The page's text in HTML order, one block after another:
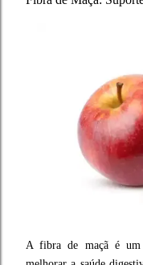
A fibra de maçã é um